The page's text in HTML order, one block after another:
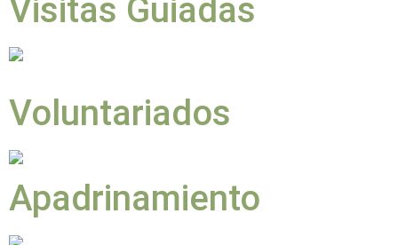
Visitas Guiadas
Voluntariados
Apadrinamiento